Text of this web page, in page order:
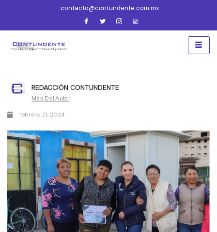
contacto@contundente.com.mx
REDACCIÓN CONTUNDENTE
Más Del Autor
febrero 21, 2024